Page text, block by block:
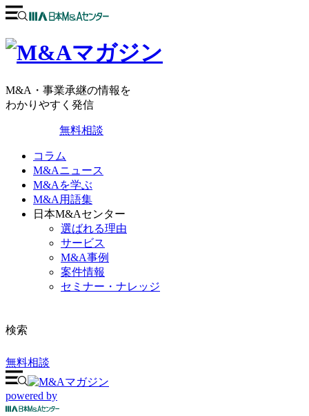
M&A・事業承継の情報を
わかりやすく発信
無料相談
コラム
M&Aニュース
M&Aを学ぶ
M&A用語集
日本M&Aセンター
選ばれる理由
サービス
M&A事例
案件情報
セミナー・ナレッジ
検索
無料相談
powered by